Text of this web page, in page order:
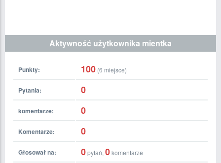
Aktywność użytkownika mientka
Punkty: 100 (6 miejsce)
Pytania: 0
komentarze: 0
Komentarze: 0
Głosował na: 0pytań, 0komentarze